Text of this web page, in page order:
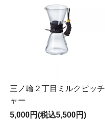
三ノ輪２丁目ミルクピッチ
ャー
5,000円(税込5,500円)